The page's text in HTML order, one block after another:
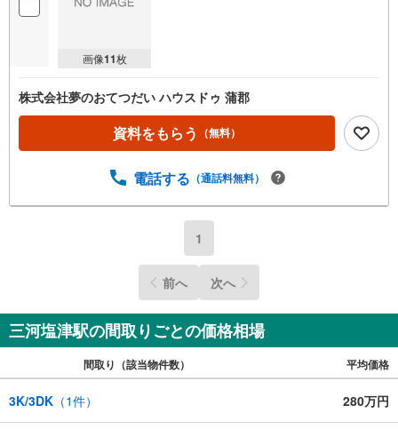
画像11枚
株式会社夢のおてつだい ハウスドゥ 蒲郡
資料をもらう （無料）
電話する （通話料無料）
1
前へ 次へ
三河塩津駅の間取りごとの価格相場
間取り（該当物件数） 平均価格
3K/3DK （1件） 280万円